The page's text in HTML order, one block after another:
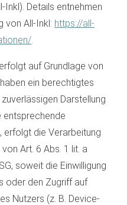
Details entnehmen
von All-Inkl: https://all-
.
auf Grundlage von
ein berechtigtes
Darstellung
entsprechende
erfolgt die Verarbeitung
Art. 6 Abs. 1 lit. a
soweit die Einwilligung
oder den Zugriff auf
Nutzers (z. B. Device-